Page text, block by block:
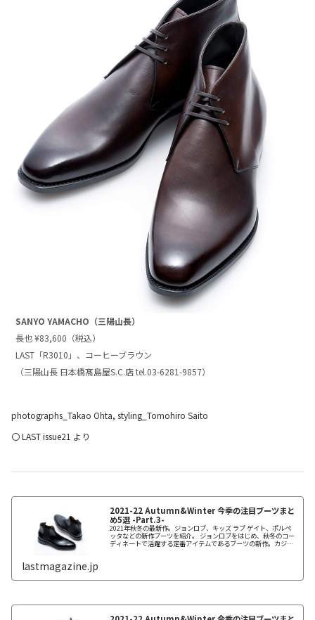
SANYO YAMACHO（三陽山長）
長也 ¥83,600（税込）
LAST「R3010」、コーヒーブラウン
（三陽山長 日本橋髙島屋S.C.店 tel.03-6281-9857）
photographs_Takao Ohta, styling_Tomohiro Saito
〇 LAST issue21 より
2021-22 Autumn&Winter 今季の注目ブーツまと
め5選 -Part.3-
2021年秋冬の最新作。ジョンロブ、キッズ ラブ ゲイト、ポルペ
ッタなどの新作ブーツを紹介。 ジョンロブをはじめ、秋冬のコー
ディネートで活躍する定番アイテムであるブーツの新作。カジュ
lastmagazine.jp